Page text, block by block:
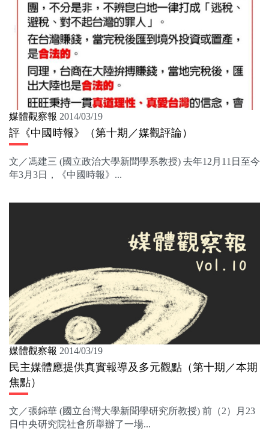
媒體觀察報 2014/03/19
評《中國時報》（第十期／媒觀評論）
文／馮建三 (國立政治大學新聞學系教授) 去年12月11日至今
年3月3日，《中國時報》...
媒體觀察報 2014/03/19
民主媒體應提供真實報導及多元觀點（第十期／本期
焦點）
文／張錦華 (國立台灣大學新聞學研究所教授) 前（2）月23
日中央研究院社會所舉辦了一場...